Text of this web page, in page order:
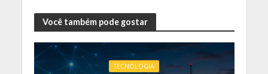
Você também pode gostar
TECNOLOGIA